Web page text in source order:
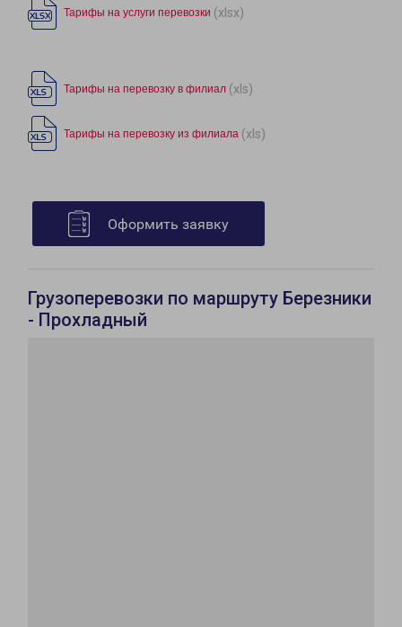
Тарифы на услуги перевозки (xlsx)
Тарифы на перевозку в филиал (xls)
Тарифы на перевозку из филиала (xls)
Оформить заявку
Грузоперевозки по маршруту Березники
- Прохладный